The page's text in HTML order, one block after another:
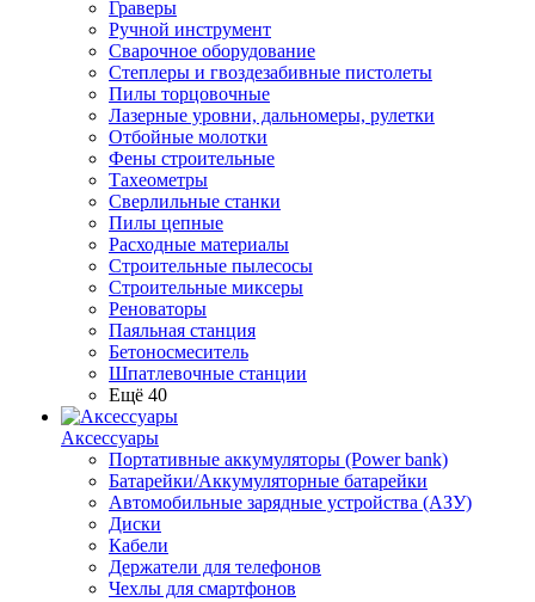
Граверы
Ручной инструмент
Сварочное оборудование
Степлеры и гвоздезабивные пистолеты
Пилы торцовочные
Лазерные уровни, дальномеры, рулетки
Отбойные молотки
Фены строительные
Тахеометры
Сверлильные станки
Пилы цепные
Расходные материалы
Строительные пылесосы
Строительные миксеры
Реноваторы
Паяльная станция
Бетоносмеситель
Шпатлевочные станции
Ещё 40
Аксессуары
Портативные аккумуляторы (Power bank)
Батарейки/Аккумуляторные батарейки
Автомобильные зарядные устройства (АЗУ)
Диски
Кабели
Держатели для телефонов
Чехлы для смартфонов